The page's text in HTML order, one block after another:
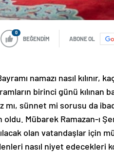
0
BEĞENDİM ABONE OL
namazı nasıl
birinci günü kılınan
mı, sünnet mi sorusu da
oldu. Mübarek Ramazan-ı
olan vatandaşlar için
nasıl niyet edecekleri